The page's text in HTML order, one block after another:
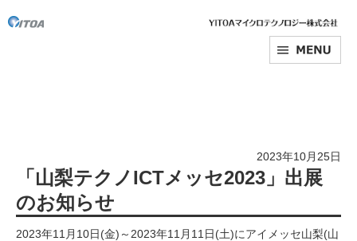
2023年10月25日
「山梨テクノICTメッセ2023」出展
のお知らせ
2023年11月10日(金)～2023年11月11日(土)にアイメッセ山梨(山